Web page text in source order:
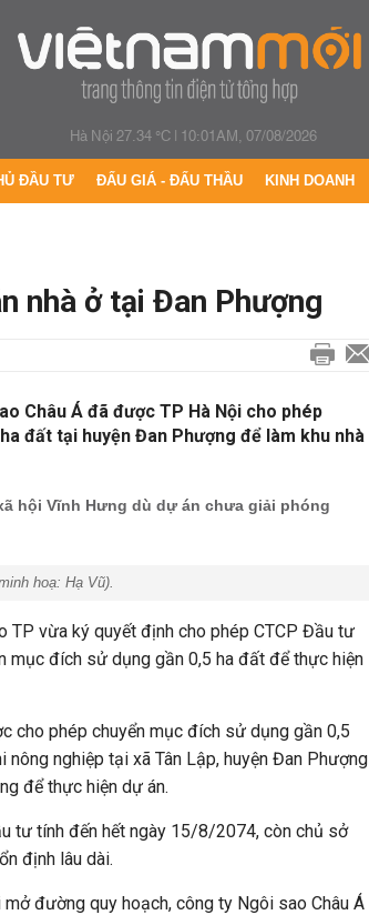
Hà Nội 27.34 °C| 10:01AM, 07/08/2026
ĐẦU TƯ ĐẤU GIÁ - ĐẤU THẦU KINH DOANH
nhà ở tại Đan Phượng
Châu Á đã được TP Hà Nội cho phép
đất tại huyện Đan Phượng để làm khu nhà
hội Vĩnh Hưng dù dự án chưa giải phóng
hoạ: Hạ Vũ).
TP vừa ký quyết định cho phép CTCP Đầu tư
mục đích sử dụng gần 0,5 ha đất để thực hiện
cho phép chuyển mục đích sử dụng gần 0,5
nghiệp tại xã Tân Lập, huyện Đan Phượng
để thực hiện dự án.
tư tính đến hết ngày 15/8/2074, còn chủ sở
định lâu dài.
đường quy hoạch, công ty Ngôi sao Châu Á